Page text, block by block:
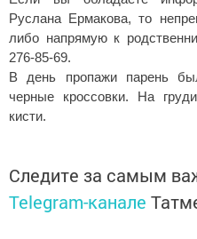
Руслана Ермакова, то
либо напрямую к
276-85-69.
В день пропажи парень
черные кроссовки. На
кисти.
Следите за самым
Telegram-канале